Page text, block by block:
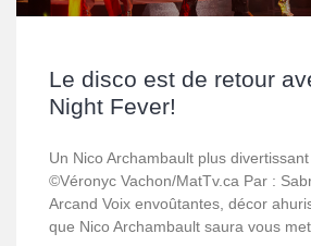
Le disco est de retour
Night Fever!
Un Nico Archambault plus
©Véronyc Vachon/MatTv.ca Par :
Arcand Voix envoûtantes, décor
que Nico Archambault saura vous